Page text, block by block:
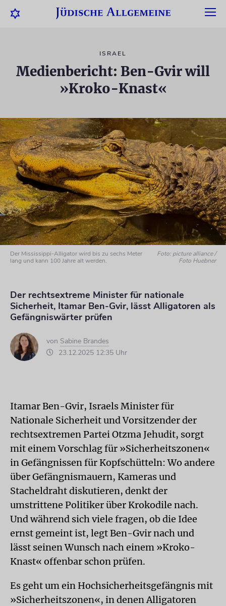
ISRAEL
Medienbericht: Ben-Gvir will
»Kroko-Knast«
Der Mississippi-Alligator wird bis zu sechs Meter
lang und kann 100 Jahre alt werden.
Foto: picture alliance /
Foto Huebner
Der rechtsextreme Minister für nationale
Sicherheit, Itamar Ben-Gvir, lässt Alligatoren als
Gefängniswärter prüfen
von Sabine Brandes
23.12.2025 12:35 Uhr
Itamar Ben-Gvir, Israels Minister für
Nationale Sicherheit und Vorsitzender der
rechtsextremen Partei Otzma Jehudit, sorgt
mit einem Vorschlag für »Sicherheitszonen«
in Gefängnissen für Kopfschütteln: Wo andere
über Gefängnismauern, Kameras und
Stacheldraht diskutieren, denkt der
umstrittene Politiker über Krokodile nach.
Und während sich viele fragen, ob die Idee
ernst gemeint ist, legt Ben-Gvir nach und
lässt seinen Wunsch nach einem »Kroko-
Knast« offenbar schon prüfen.
Es geht um ein Hochsicherheitsgefängnis mit
»Sicherheitszonen«, in denen Alligatoren